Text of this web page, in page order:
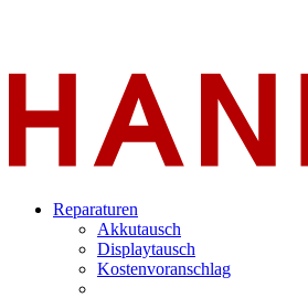
Reparaturen
Akkutausch
Displaytausch
Kostenvoranschlag